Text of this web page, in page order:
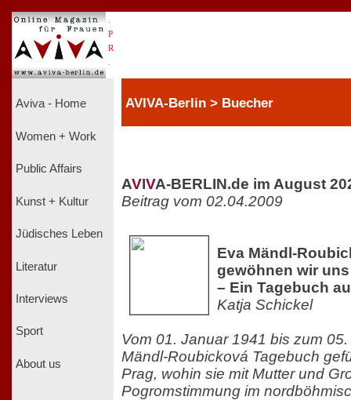
P
R
Aviva - Home
Women + Work
Public Affairs
Kunst + Kultur
Jüdisches Leben
Literatur
Interviews
Sport
About us
AVIVA-Berlin > Buecher
AVIVA-BERLIN.de im August
Beitrag vom 02.04.2009
Eva Mändl-
gewöhnen wir
– Ein Tagebuch
Katja Schickel
Vom 01. Januar 1941 bis zum
Mändl-Roubicková Tagebuch
Prag, wohin sie mit Mutter und
Pogromstimmung im